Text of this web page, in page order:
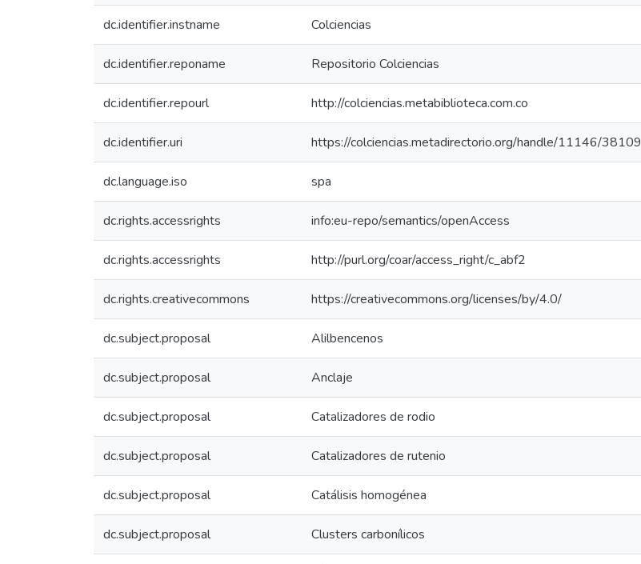
dc.identifier.instname Colciencias
dc.identifier.reponame Repositorio Colciencias
dc.identifier.repourl http://colciencias.metabiblioteca.com.co
dc.identifier.uri https://colciencias.metadirectorio.org/handle/11146/38109
dc.language.iso spa
dc.rights.accessrights info:eu-repo/semantics/openAccess
dc.rights.accessrights http://purl.org/coar/access_right/c_abf2
dc.rights.creativecommons https://creativecommons.org/licenses/by/4.0/
dc.subject.proposal Alilbencenos
dc.subject.proposal Anclaje
dc.subject.proposal Catalizadores de rodio
dc.subject.proposal Catalizadores de rutenio
dc.subject.proposal Catálisis homogénea
dc.subject.proposal Clusters carbonílicos